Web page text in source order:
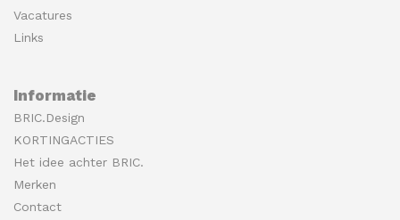
Vacatures
Links
Informatie
BRIC.Design
KORTINGACTIES
Het idee achter BRIC.
Merken
Contact